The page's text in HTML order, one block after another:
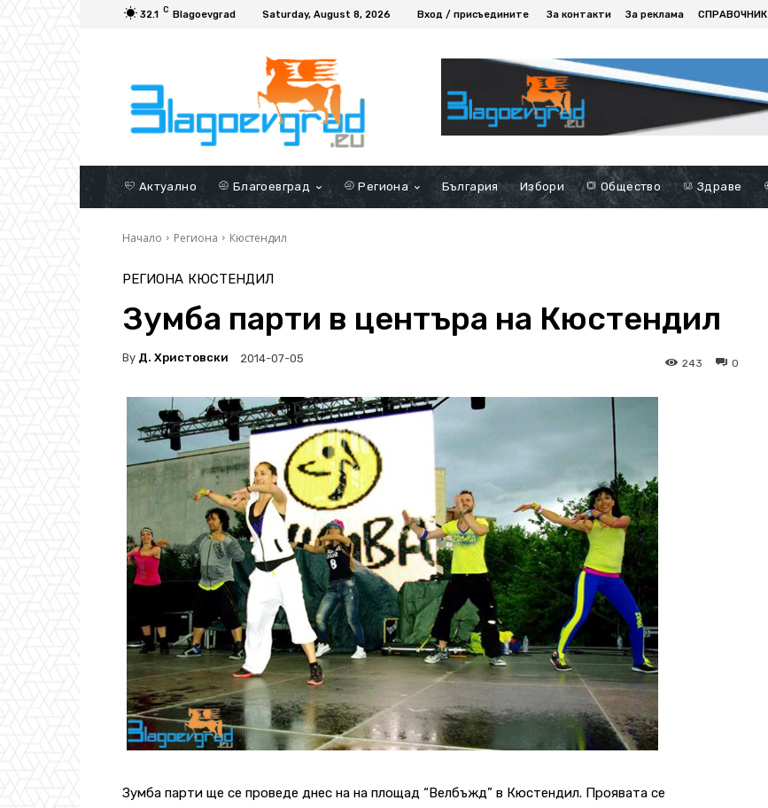
32.1 C Blagoevgrad Saturday, August 8, 2026 Вход / присъедините За контакти За реклама СПРАВОЧНИК
Актуално Благоевград Региона България Избори Общество Здраве
Начало Региона Кюстендил
РЕГИОНА КЮСТЕНДИЛ
Зумба парти в центъра на Кюстендил
By Д. Христовски 2014-07-05 0
243
Зумба парти ще се проведе днес на на площад “Велбъжд” в Кюстендил. Проявата се